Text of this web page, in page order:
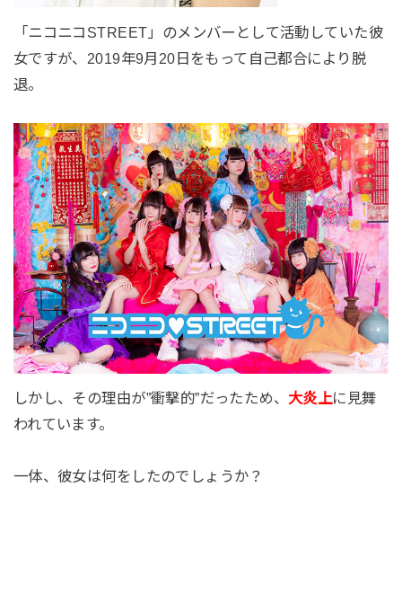
「ニコニコSTREET」のメンバーとして活動していた彼
女ですが、2019年9月20日をもって自己都合により脱
退。
しかし、その理由が”衝撃的”だったため、 大炎上に見舞
われています。
一体、彼女は何をしたのでしょうか？